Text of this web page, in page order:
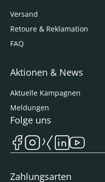
Versand
Retoure & Reklamation
FAQ
Aktionen & News
Aktuelle Kampagnen
Meldungen
Zahlungsarten
Folge uns